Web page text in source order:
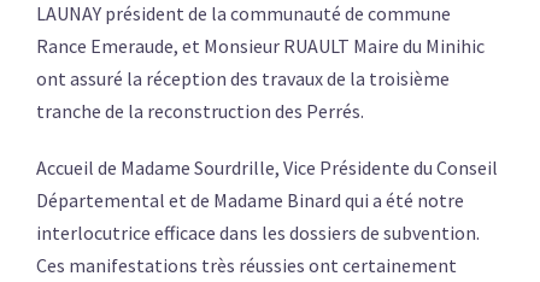
LAUNAY président de la communauté de commune
Rance Emeraude, et Monsieur RUAULT Maire du Minihic
ont assuré la réception des travaux de la troisième
tranche de la reconstruction des Perrés.
Accueil de Madame Sourdrille, Vice Présidente du Conseil
Départemental et de Madame Binard qui a été notre
interlocutrice efficace dans les dossiers de subvention.
Ces manifestations très réussies ont certainement